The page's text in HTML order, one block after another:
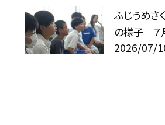
ふじうめ
の様子 ７
2026/07/